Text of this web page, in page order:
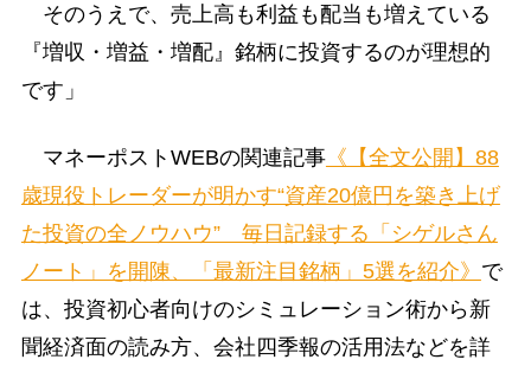
そのうえで、売上高も利益も配当も増えている
『増収・増益・増配』銘柄に投資するのが理想的
です」
マネーポストWEBの関連記事《【全文公開】88
歳現役トレーダーが明かす“資産20億円を築き上げ
た投資の全ノウハウ” 毎日記録する「シゲルさん
ノート」を開陳、「最新注目銘柄」5選を紹介》 で
は、投資初心者向けのシミュレーション術から新
聞経済面の読み方、会社四季報の活用法などを詳